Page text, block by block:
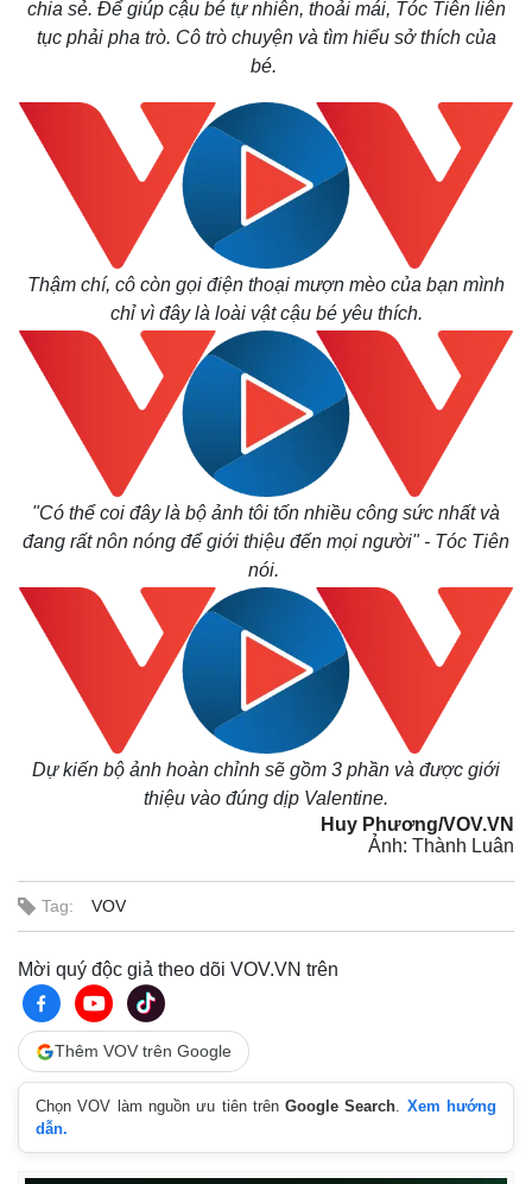
Bất động sản
Khởi nghiệp
Giá vàng
Tiêu dùng
Chứng khoán
Giá cà phê
chia sẻ. Để giúp cậu bé tự nhiên, thoải mái, Tóc Tiên liên
tục phải pha trò. Cô trò chuyện và tìm hiểu sở thích của
bé.
Thậm chí, cô còn gọi điện thoại mượn mèo của bạn mình
chỉ vì đây là loài vật cậu bé yêu thích.
"Có thể coi đây là bộ ảnh tôi tốn nhiều công sức nhất và
đang rất nôn nóng để giới thiệu đến mọi người" - Tóc Tiên
nói.
Dự kiến bộ ảnh hoàn chỉnh sẽ gồm 3 phần và được giới
thiệu vào đúng dịp Valentine.
Huy Phương/VOV.VN
Ảnh: Thành Luân
Tag: VOV
Mời quý độc giả theo dõi VOV.VN trên
Thêm VOV trên Google
Chọn VOV làm nguồn ưu tiên trênGoogle Search. Xem hướng
dẫn.